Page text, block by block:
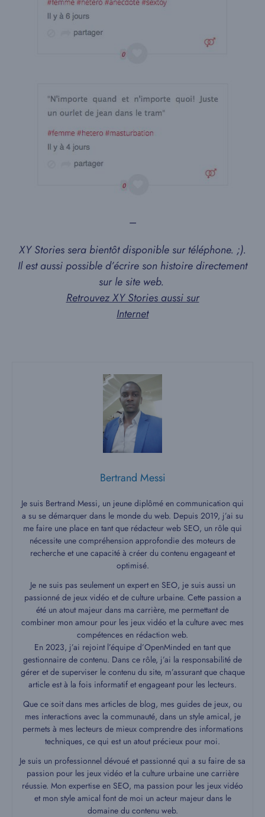
–
XY Stories sera bientôt disponible sur téléphone. ;).
Il est aussi possible d’écrire son histoire directement
sur le site web.
Retrouvez XY Stories aussi sur
Internet
Bertrand Messi
Je suis Bertrand Messi, un jeune diplômé en communication qui
a su se démarquer dans le monde du web. Depuis 2019, j’ai su
me faire une place en tant que rédacteur web SEO, un rôle qui
nécessite une compréhension approfondie des moteurs de
recherche et une capacité à créer du contenu engageant et
optimisé.
Je ne suis pas seulement un expert en SEO, je suis aussi un
passionné de jeux vidéo et de culture urbaine. Cette passion a
été un atout majeur dans ma carrière, me permettant de
combiner mon amour pour les jeux vidéo et la culture avec mes
compétences en rédaction web.
En 2023, j’ai rejoint l’équipe d’OpenMinded en tant que
gestionnaire de contenu. Dans ce rôle, j’ai la responsabilité de
gérer et de superviser le contenu du site, m’assurant que chaque
article est à la fois informatif et engageant pour les lecteurs.
Que ce soit dans mes articles de blog, mes guides de jeux, ou
mes interactions avec la communauté, dans un style amical, je
permets à mes lecteurs de mieux comprendre des informations
techniques, ce qui est un atout précieux pour moi.
Je suis un professionnel dévoué et passionné qui a su faire de sa
passion pour les jeux vidéo et la culture urbaine une carrière
réussie. Mon expertise en SEO, ma passion pour les jeux vidéo
et mon style amical font de moi un acteur majeur dans le
domaine du contenu web.